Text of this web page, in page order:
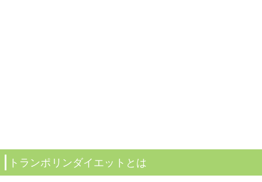
トランポリンダイエットとは